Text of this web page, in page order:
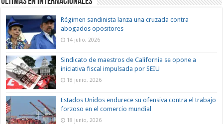
Régimen sandinista lanza una cruzada contra
abogados opositores
14 julio, 2026
Sindicato de maestros de California se opone a
iniciativa fiscal impulsada por SEIU
18 junio, 2026
Estados Unidos endurece su ofensiva contra el trabajo
forzoso en el comercio mundial
18 junio, 2026